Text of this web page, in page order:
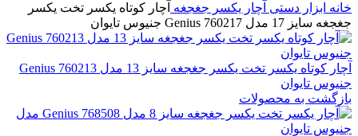
خانه ابزار دستی آچار یکسر جغجغه آچار کوتاه یکسر تخت یکسر
جغجغه سایز 17 مدل Genius 760217 جنیوس تایوان
آچار کوتاه یکسر تخت یکسر جغجغه سایز 13 مدل Genius 760213
جنیوس تایوان
بازگشت به محصولات